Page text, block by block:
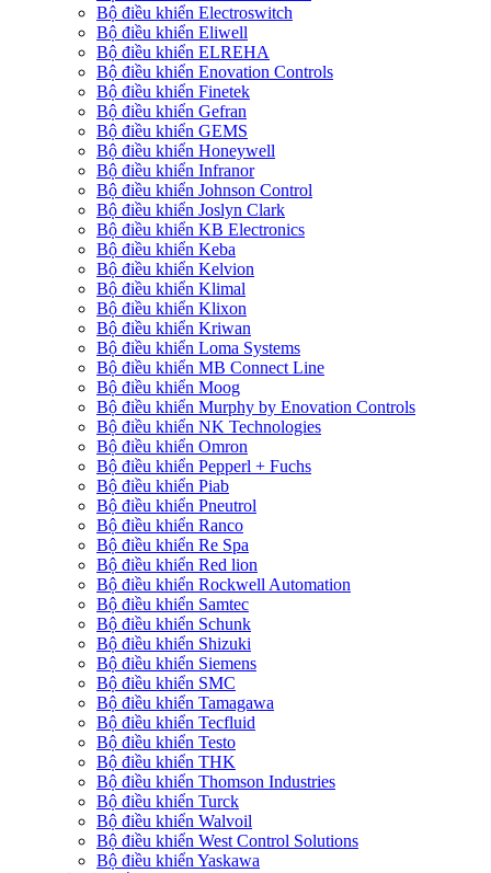
Bộ điều khiển Electroswitch
Bộ điều khiển Eliwell
Bộ điều khiển ELREHA
Bộ điều khiển Enovation Controls
Bộ điều khiển Finetek
Bộ điều khiển Gefran
Bộ điều khiển GEMS
Bộ điều khiển Honeywell
Bộ điều khiển Infranor
Bộ điều khiển Johnson Control
Bộ điều khiển Joslyn Clark
Bộ điều khiển KB Electronics
Bộ điều khiển Keba
Bộ điều khiển Kelvion
Bộ điều khiển Klimal
Bộ điều khiển Klixon
Bộ điều khiển Kriwan
Bộ điều khiển Loma Systems
Bộ điều khiển MB Connect Line
Bộ điều khiển Moog
Bộ điều khiển Murphy by Enovation Controls
Bộ điều khiển NK Technologies
Bộ điều khiển Omron
Bộ điều khiển Pepperl + Fuchs
Bộ điều khiển Piab
Bộ điều khiển Pneutrol
Bộ điều khiển Ranco
Bộ điều khiển Re Spa
Bộ điều khiển Red lion
Bộ điều khiển Rockwell Automation
Bộ điều khiển Samtec
Bộ điều khiển Schunk
Bộ điều khiển Shizuki
Bộ điều khiển Siemens
Bộ điều khiển SMC
Bộ điều khiển Tamagawa
Bộ điều khiển Tecfluid
Bộ điều khiển Testo
Bộ điều khiển THK
Bộ điều khiển Thomson Industries
Bộ điều khiển Turck
Bộ điều khiển Walvoil
Bộ điều khiển West Control Solutions
Bộ điều khiển Yaskawa